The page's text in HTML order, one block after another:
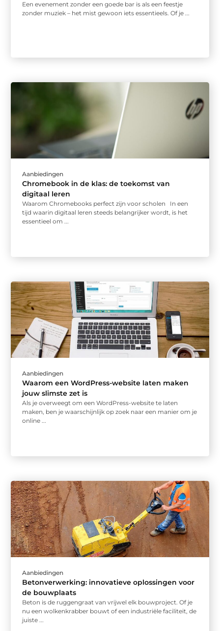
Een evenement zonder een goede bar is als een feestje
zonder muziek – het mist gewoon iets essentieels. Of je ...
Aanbiedingen
Chromebook in de klas: de toekomst van
digitaal leren
Waarom Chromebooks perfect zijn voor scholen In een
tijd waarin digitaal leren steeds belangrijker wordt, is het
essentieel om ...
Aanbiedingen
Waarom een WordPress-website laten maken
jouw slimste zet is
Als je overweegt om een WordPress-website te laten
maken, ben je waarschijnlijk op zoek naar een manier om je
online ...
Aanbiedingen
Betonverwerking: innovatieve oplossingen voor
de bouwplaats
Beton is de ruggengraat van vrijwel elk bouwproject. Of je
nu een wolkenkrabber bouwt of een industriële faciliteit, de
juiste ...